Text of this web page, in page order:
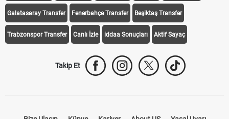
Galatasaray Transfer Fenerbahçe Transfer Beşiktaş Transfer
Trabzonspor Transfer Canlı İzle iddaa Sonuçları Aktif Sayaç
Takip Et